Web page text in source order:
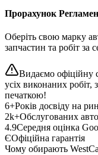
Прорахунок
Оберіть свою марку
запчастин та робіт за
Видаємо офіційну
усіх виконаних робіт,
печаткою!
6+Років досвіду на
2k+Обслугованих
4.9Середня оцінка
ЄОфіційна гарантія
Чому обирають